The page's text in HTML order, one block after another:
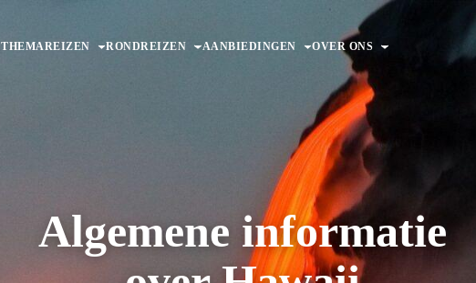
THEMAREIZEN RONDREIZEN AANBIEDINGEN OVER ONS
Algemene informatie